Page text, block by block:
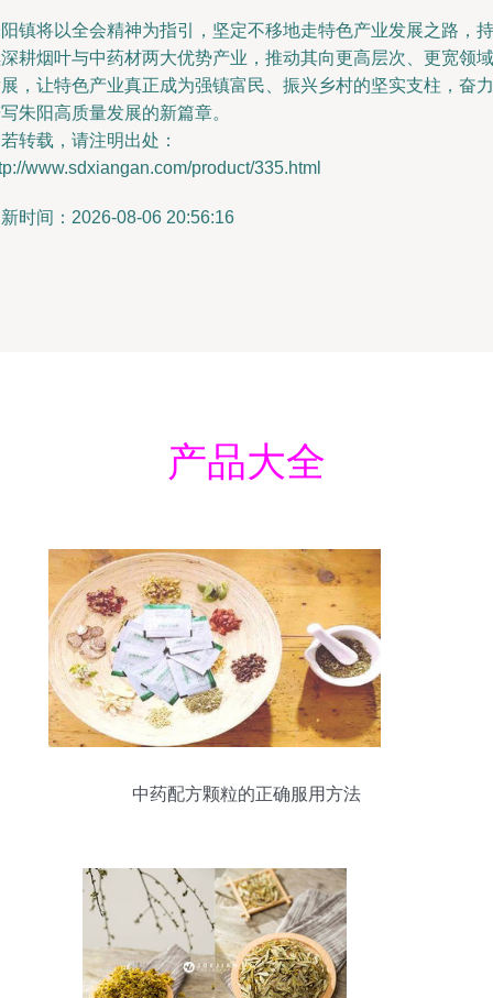
镇将以全会精神为指引，坚定不移地走特色产业发展之路，持
耕烟叶与中药材两大优势产业，推动其向更高层次、更宽领域
，让特色产业真正成为强镇富民、振兴乡村的坚实支柱，奋力
朱阳高质量发展的新篇章。
转载，请注明出处：
www.sdxiangan.com/product/335.html
时间：2026-08-06 20:56:16
产品大全
中药配方颗粒的正确服用方法